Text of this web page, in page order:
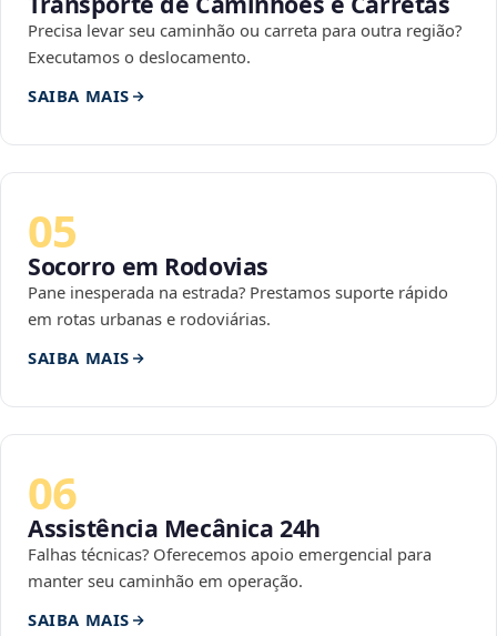
Precisa levar seu caminhão ou carreta para outra região?
Executamos o deslocamento.
SAIBA MAIS
05
Socorro em Rodovias
Pane inesperada na estrada? Prestamos suporte rápido
em rotas urbanas e rodoviárias.
SAIBA MAIS
06
Assistência Mecânica 24h
Falhas técnicas? Oferecemos apoio emergencial para
manter seu caminhão em operação.
SAIBA MAIS